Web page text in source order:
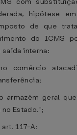
com
hipótese
de que
do ICMS
interna:
comércio
geral
Estado.";
117-A: